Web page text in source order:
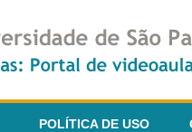
POLÍTICA DE USO